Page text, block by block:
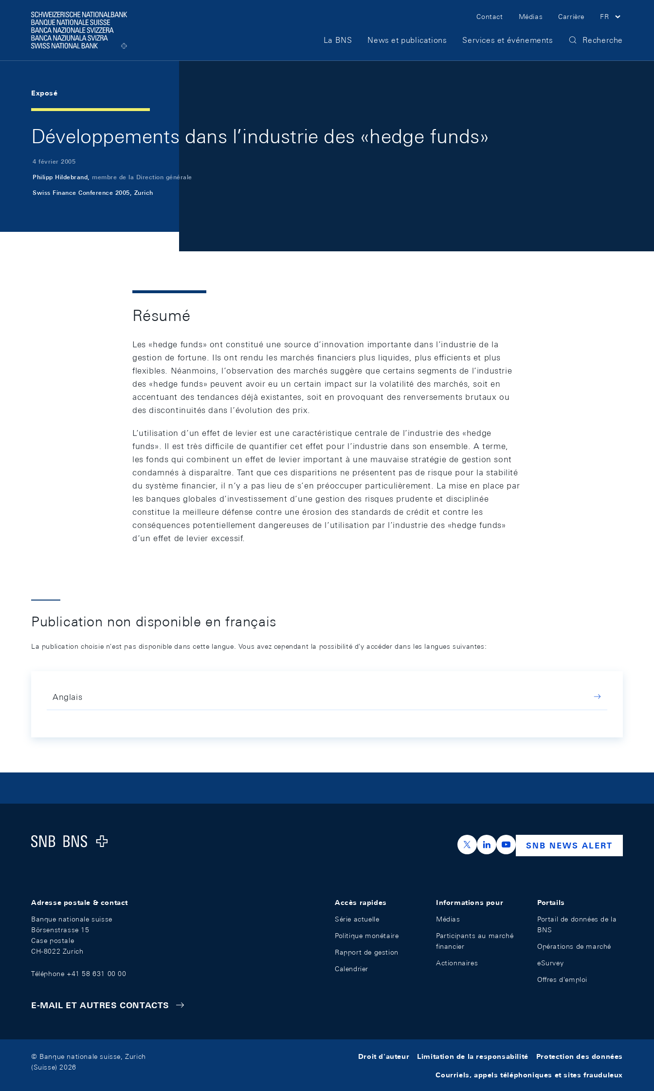
Logo
Meta Navigation
Contact Médias Carrière FR
Main Navigation
La BNS News et publications Services et événements Recherche
Exposé
Développements dans l’industrie des «hedge funds»
4 février 2005
Philipp Hildebrand, membre de la Direction générale
Swiss Finance Conference 2005, Zurich
Résumé
Les «hedge funds» ont constitué une source d’innovation importante dans l’industrie de la
gestion de fortune. Ils ont rendu les marchés financiers plus liquides, plus efficients et plus
flexibles. Néanmoins, l’observation des marchés suggère que certains segments de l’industrie
des «hedge funds» peuvent avoir eu un certain impact sur la volatilité des marchés, soit en
accentuant des tendances déjà existantes, soit en provoquant des renversements brutaux ou
des discontinuités dans l’évolution des prix.
L’utilisation d’un effet de levier est une caractéristique centrale de l’industrie des «hedge
funds». Il est très difficile de quantifier cet effet pour l’industrie dans son ensemble. A terme,
les fonds qui combinent un effet de levier important à une mauvaise stratégie de gestion sont
condamnés à disparaître. Tant que ces disparitions ne présentent pas de risque pour la stabilité
du système financier, il n’y a pas lieu de s’en préoccuper particulièrement. La mise en place par
les banques globales d’investissement d’une gestion des risques prudente et disciplinée
constitue la meilleure défense contre une érosion des standards de crédit et contre les
conséquences potentiellement dangereuses de l’utilisation par l’industrie des «hedge funds»
d’un effet de levier excessif.
Publication non disponible en français
La publication choisie n'est pas disponible dans cette langue. Vous avez cependant la possibilité d'y accéder dans les langues suivantes:
Anglais
Logo
https://x.com/snb_bns
https://ch.linkedin.com/company/swiss-
https://www.youtube.com/
SNB NEWS ALERT
Adresse postale & contact
Banque nationale suisse
Börsenstrasse 15
Case postale
CH-8022 Zurich
Téléphone +41 58 631 00 00
E-MAIL ET AUTRES CONTACTS
Accès rapides
Série actuelle
Politique monétaire
Rapport de gestion
Calendrier
Informations pour
Médias
Participants au marché
financier
Actionnaires
Portails
Portail de données de la
BNS
Opérations de marché
eSurvey
Offres d'emploi
© Banque nationale suisse, Zurich
(Suisse) 2026
Droit d'auteur Limitation de la responsabilité Protection des données
Courriels, appels téléphoniques et sites frauduleux